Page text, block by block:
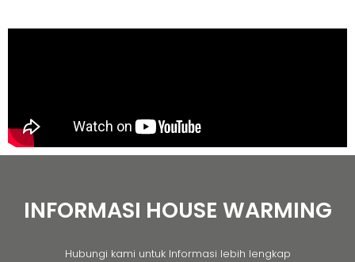
INFORMASI HOUSE WARMING
Hubungi kami untuk Informasi lebih lengkap